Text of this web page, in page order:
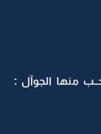
منها الجوآل :